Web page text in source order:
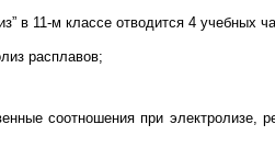
в 11-м классе отводится 4 учебных
расплавов;
соотношения при электролизе,